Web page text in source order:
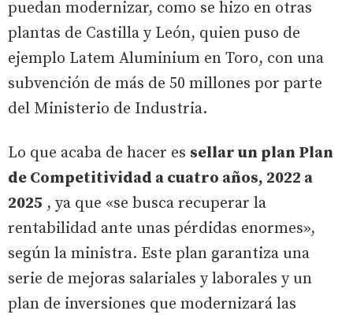
puedan modernizar, como se hizo en otras
plantas de Castilla y León, quien puso de
ejemplo Latem Aluminium en Toro, con una
subvención de más de 50 millones por parte
del Ministerio de Industria.
Lo que acaba de hacer es sellar un plan Plan
de Competitividad a cuatro años, 2022 a
2025 , ya que «se busca recuperar la
rentabilidad ante unas pérdidas enormes»,
según la ministra. Este plan garantiza una
serie de mejoras salariales y laborales y un
plan de inversiones que modernizará las